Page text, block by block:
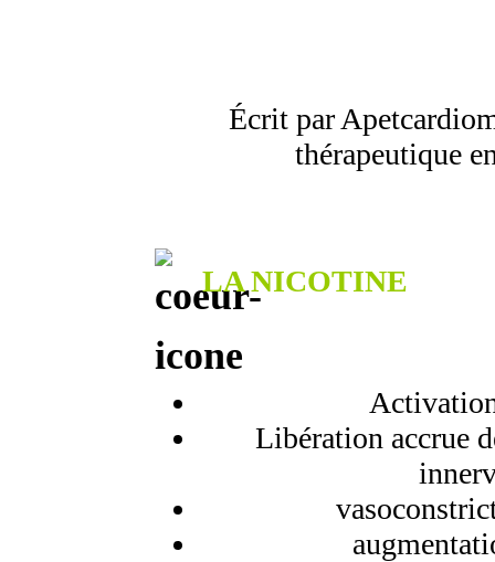
Écrit par
thérapeutique
LA NICOTINE
Libération accrue